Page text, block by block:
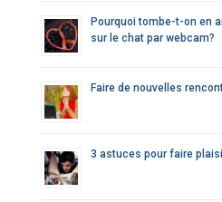
Pourquoi tombe-t-on en
sur le chat par webcam?
Faire de nouvelles
3 astuces pour faire